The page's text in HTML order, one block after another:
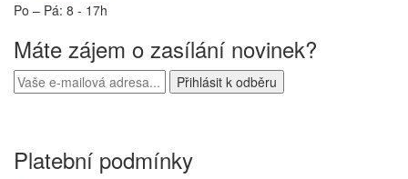
Po – Pá: 8 - 17h
Máte zájem o zasílání novinek?
Platební podmínky